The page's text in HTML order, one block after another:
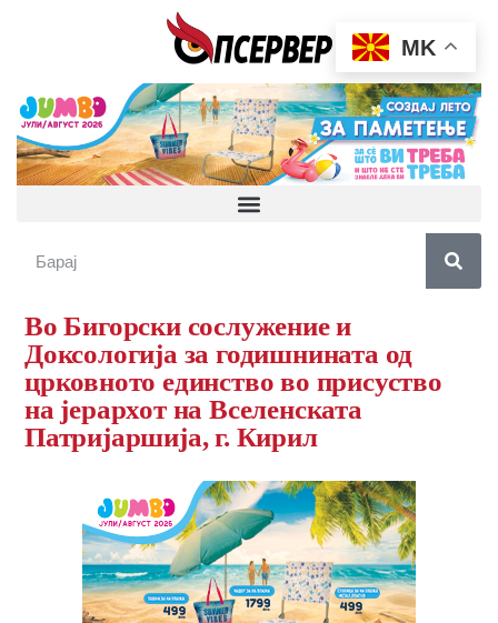
Во Бигорски сослужение и
Доксологија за годишнината од
црковното единство во присуство
на јерархот на Вселенската
Патријаршија, г. Кирил
MK